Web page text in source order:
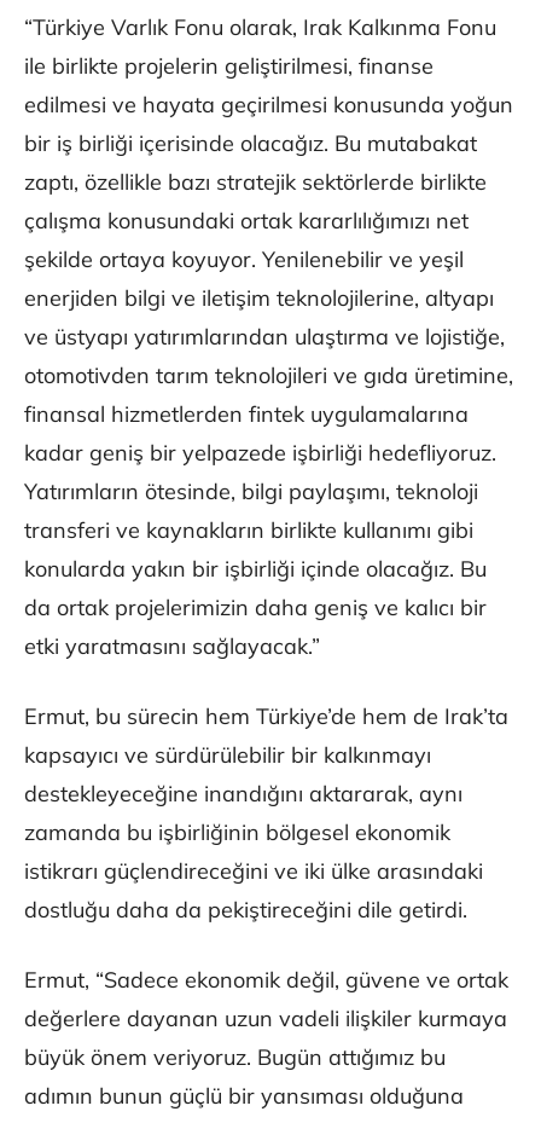
“Türkiye Varlık Fonu olarak, Irak Kalkınma Fonu
ile birlikte projelerin geliştirilmesi, finanse
edilmesi ve hayata geçirilmesi konusunda yoğun
bir iş birliği içerisinde olacağız. Bu mutabakat
zaptı, özellikle bazı stratejik sektörlerde birlikte
çalışma konusundaki ortak kararlılığımızı net
şekilde ortaya koyuyor. Yenilenebilir ve yeşil
enerjiden bilgi ve iletişim teknolojilerine, altyapı
ve üstyapı yatırımlarından ulaştırma ve lojistiğe,
otomotivden tarım teknolojileri ve gıda üretimine,
finansal hizmetlerden fintek uygulamalarına
kadar geniş bir yelpazede işbirliği hedefliyoruz.
Yatırımların ötesinde, bilgi paylaşımı, teknoloji
transferi ve kaynakların birlikte kullanımı gibi
konularda yakın bir işbirliği içinde olacağız. Bu
da ortak projelerimizin daha geniş ve kalıcı bir
etki yaratmasını sağlayacak.”
Ermut, bu sürecin hem Türkiye’de hem de Irak’ta
kapsayıcı ve sürdürülebilir bir kalkınmayı
destekleyeceğine inandığını aktararak, aynı
zamanda bu işbirliğinin bölgesel ekonomik
istikrarı güçlendireceğini ve iki ülke arasındaki
dostluğu daha da pekiştireceğini dile getirdi.
Ermut, “Sadece ekonomik değil, güvene ve ortak
değerlere dayanan uzun vadeli ilişkiler kurmaya
büyük önem veriyoruz. Bugün attığımız bu
adımın bunun güçlü bir yansıması olduğuna